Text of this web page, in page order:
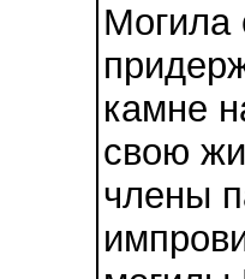
Могила
камне
свою
члены